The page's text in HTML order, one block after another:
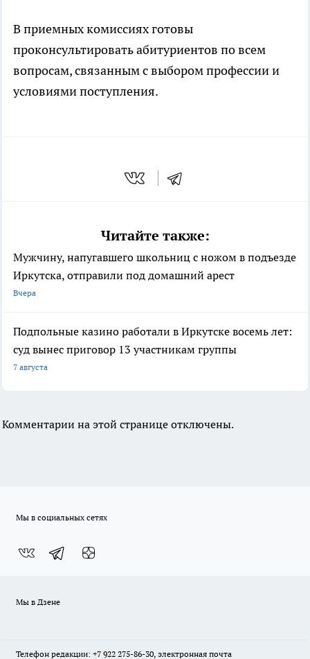
В приемных комиссиях готовы
проконсультировать абитуриентов по всем
вопросам, связанным с выбором профессии и
условиями поступления.
Читайте также:
Мужчину, напугавшего школьниц с ножом в подъезде
Иркутска, отправили под домашний арест
Вчера
Подпольные казино работали в Иркутске восемь лет:
суд вынес приговор 13 участникам группы
7 августа
Комментарии на этой странице отключены.
Мы в социальных сетях
Мы в Дзене
Телефон редакции: +7 922 275-86-30, электронная почта